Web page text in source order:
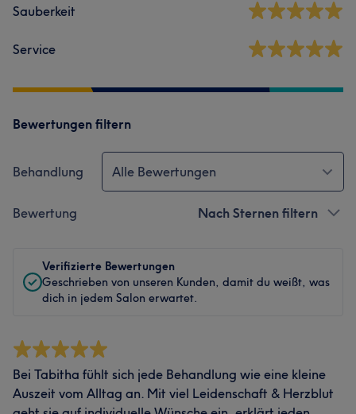
Sauberkeit
Service
Bewertungen filtern
Behandlung Alle Bewertungen
Bewertung Nach Sternen filtern
Verifizierte Bewertungen
Geschrieben von unseren Kunden, damit du weißt, was
dich in jedem Salon erwartet.
Bei Tabitha fühlt sich jede Behandlung wie eine kleine
Auszeit vom Alltag an. Mit viel Leidenschaft & Herzblut